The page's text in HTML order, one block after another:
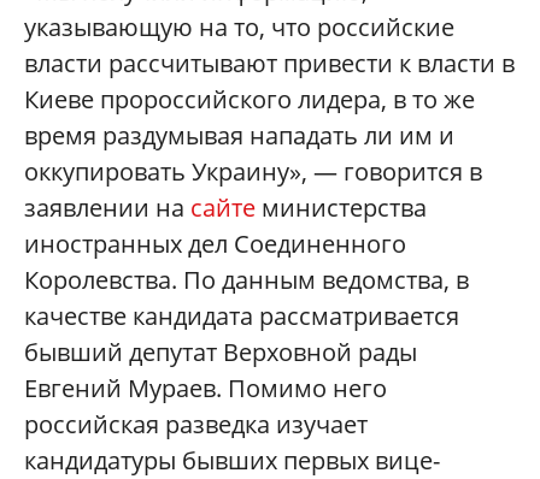
указывающую на то, что российские
власти рассчитывают привести к власти в
Киеве пророссийского лидера, в то же
время раздумывая нападать ли им и
оккупировать Украину», — говорится в
заявлении на сайте министерства
иностранных дел Соединенного
Королевства. По данным ведомства, в
качестве кандидата рассматривается
бывший депутат Верховной рады
Евгений Мураев. Помимо него
российская разведка изучает
кандидатуры бывших первых вице-